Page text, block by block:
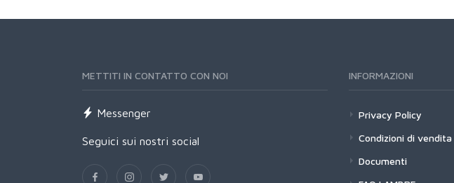
METTITI IN CONTATTO CON NOI
Messenger
Seguici sui nostri social
INFORMAZIONI
Privacy Policy
Condizioni di vendita
Documenti